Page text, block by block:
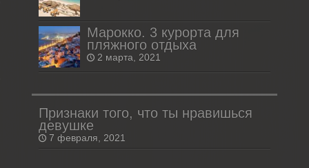
Марокко. 3 курорта для
пляжного отдыха
2 марта, 2021
Признаки того, что ты нравишься
девушке
7 февраля, 2021